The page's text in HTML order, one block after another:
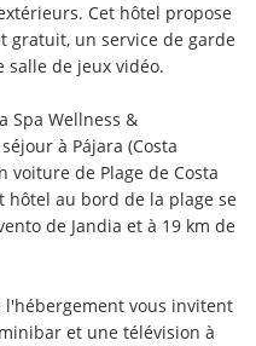
Cet hôtel propose
gratuit, un service de garde
de jeux vidéo.
Spa Wellness &
à Pájara (Costa
voiture de Plage de Costa
hôtel au bord de la plage se
de Jandia et à 19 km de
l'hébergement vous invitent
et une télévision à